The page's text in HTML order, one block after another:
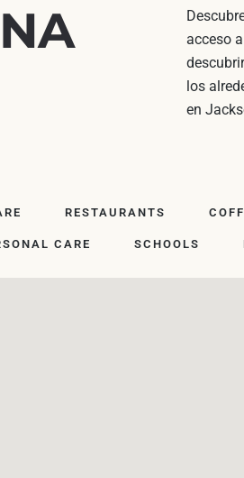
acceso
los
en
RESTAURANTS
CARE SCHOOLS